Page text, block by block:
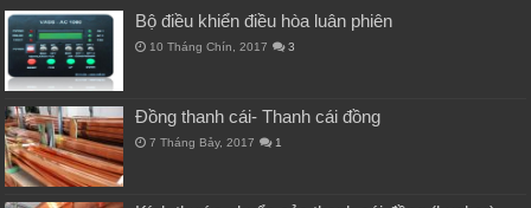
Bộ điều khiển điều hòa luân phiên
10 Tháng Chín, 2017 3
Đồng thanh cái- Thanh cái đồng
7 Tháng Bảy, 2017 1